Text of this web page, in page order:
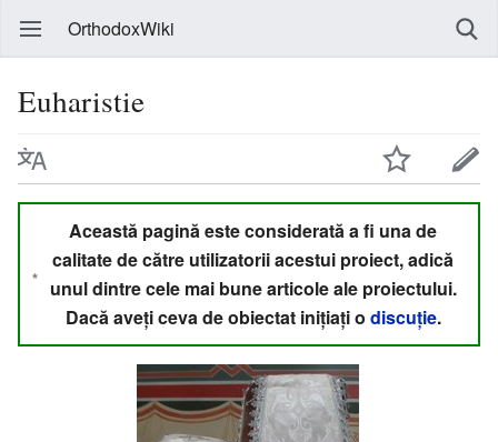
OrthodoxWiki
Euharistie
Această pagină este considerată a fi una de
calitate de către utilizatorii acestui proiect, adică
unul dintre cele mai bune articole ale proiectului.
Dacă aveți ceva de obiectat inițiați o discuție.